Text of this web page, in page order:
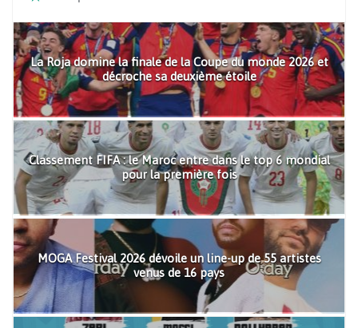
La Roja domine la finale de la Coupe du monde 2026 et
décroche sa deuxième étoile
Classement FIFA : le Maroc entre dans le top 6 mondial
pour la première fois
MOGA Festival 2026 dévoile un line-up de 55 artistes
venus de 16 pays